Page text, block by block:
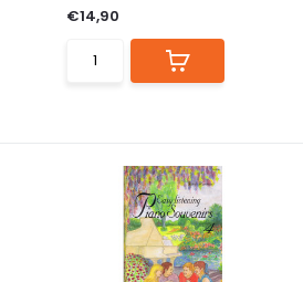
€14,90